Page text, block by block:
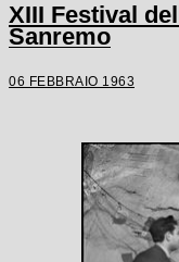
XIII Festival
Sanremo
06 FEBBRAIO 1963